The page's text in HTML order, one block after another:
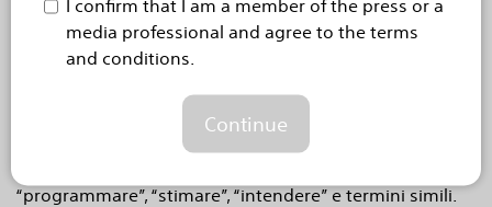
I confirm that I am a member of the press or a
media professional and agree to the terms
and conditions.
Continue
Questo comunicato stampa contiene affermazioni
riferite al futuro come stabilito dalla Sezione 27A del
Securities Exchange Act del 19 34. Le affermazioni
riferite al futuro possono essere identificate da termini
“programmare”, “stimare”, “intendere” e termini simili.